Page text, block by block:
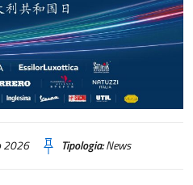
2026 Tipologia:News